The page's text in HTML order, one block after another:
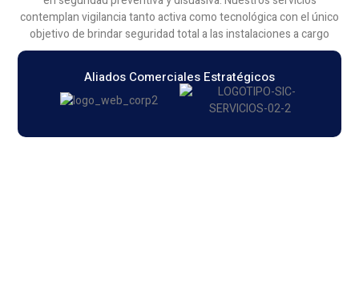
contemplan vigilancia tanto activa como tecnológica con el único
objetivo de brindar seguridad total a las instalaciones a cargo
Aliados Comerciales Estratégicos